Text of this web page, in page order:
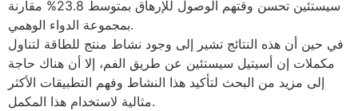
سيستئين تحسن وقتهم الوصول للإرهاق بمتوسط ​​23.8% مقارنة
بمجموعة الدواء الوهمي.
في حين أن هذه النتائج تشير إلى وجود نشاط منتج للطاقة لتناول
مكملات إن أسيتيل سيستئين ​​عن طريق الفم، إلا أن هناك حاجة
إلى مزيد من البحث لتأكيد هذا النشاط وفهم التطبيقات الأكثر
مثالية لاستخدام هذا المكمل.